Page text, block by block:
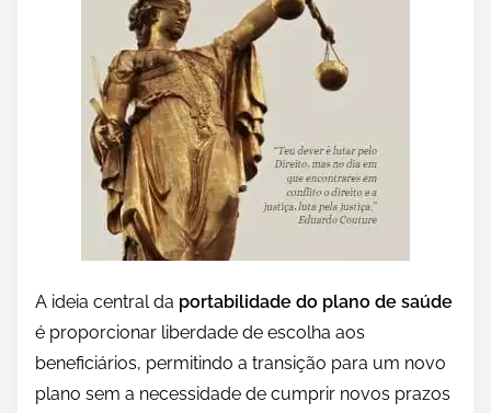
A ideia central da portabilidade do plano de saúde
é proporcionar liberdade de escolha aos
beneficiários, permitindo a transição para um novo
plano sem a necessidade de cumprir novos prazos